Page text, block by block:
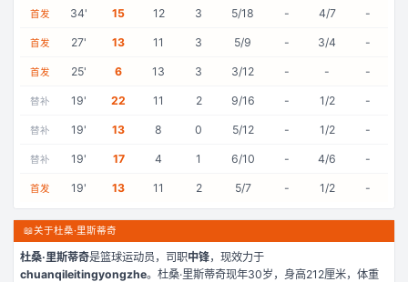
首发 34' 15 12 3 5/18 - 4/7 -
首发 27' 13 11 3 5/9 - 3/4 -
首发 25' 6 13 3 3/12 - - -
替补 19' 22 11 2 9/16 - 1/2 -
替补 19' 13 8 0 5/12 - 1/2 -
替补 19' 17 4 1 6/10 - 4/6 -
首发 19' 13 11 2 5/7 - 1/2 -
📖关于杜桑·里斯蒂奇
杜桑·里斯蒂奇是篮球运动员，司职中锋，现效力于
chuanqileitingyongzhe。 杜桑·里斯蒂奇现年30岁 ，身高212厘米，体重